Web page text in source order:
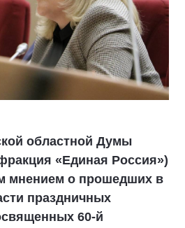
областной Думы
«Единая Россия»)
мнением о прошедших в
праздничных
60-й